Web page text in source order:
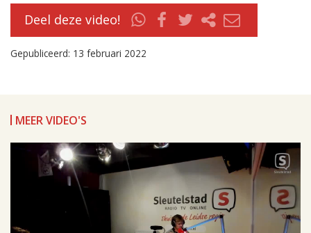
Deel deze video!
Gepubliceerd: 13 februari 2022
MEER VIDEO'S